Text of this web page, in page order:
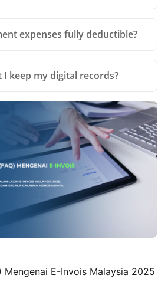
expenses fully deductible?
I keep my digital records?
Mengenai E-Invois Malaysia 2025